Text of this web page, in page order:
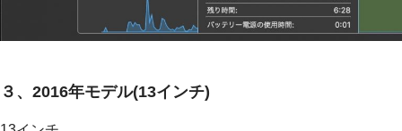
３、2016年モデル(13インチ)